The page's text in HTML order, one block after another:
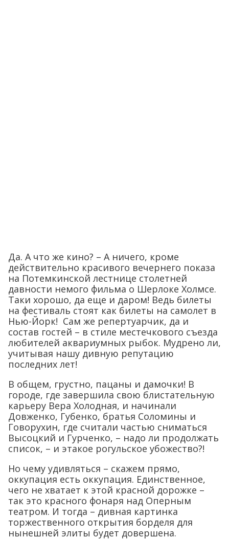
Да. А что же кино? – А ничего, кроме
действительно красивого вечернего показа
на Потемкинской лестнице столетней
давности немого фильма о Шерлоке Холмсе.
Таки хорошо, да еще и даром! Ведь билеты
на фестиваль стоят как билеты на самолет в
Нью-Йорк! Сам же репертуарчик, да и
состав гостей – в стиле местечкового съезда
любителей аквариумных рыбок. Мудрено ли,
учитывая нашу дивную репутацию
последних лет!
В общем, грустно, пацаны и дамочки! В
городе, где завершила свою блистательную
карьеру Вера Холодная, и начинали
Довженко, Губенко, братья Соломины и
Говорухин, где считали частью сниматься
Высоцкий и Гурченко, – надо ли продолжать
список, – и этакое рогульское убожество?!
Но чему удивляться – скажем прямо,
оккупация есть оккупация. Единственное,
чего не хватает к этой красной дорожке –
так это красного фонаря над Оперным
театром. И тогда – дивная картинка
торжественного открытия борделя для
нынешней элиты будет довершена.